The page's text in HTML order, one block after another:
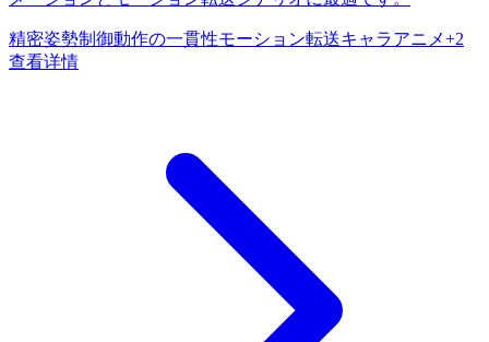
精密姿勢制御動作の一貫性モーション転送キャラアニメ+2
查看详情